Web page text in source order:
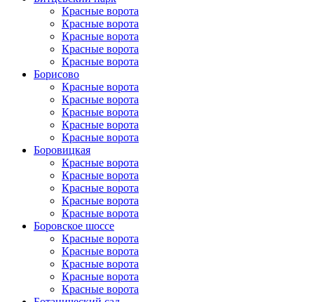
Красные ворота
Красные ворота
Красные ворота
Красные ворота
Красные ворота
Борисово
Красные ворота
Красные ворота
Красные ворота
Красные ворота
Красные ворота
Боровицкая
Красные ворота
Красные ворота
Красные ворота
Красные ворота
Красные ворота
Боровское шоссе
Красные ворота
Красные ворота
Красные ворота
Красные ворота
Красные ворота